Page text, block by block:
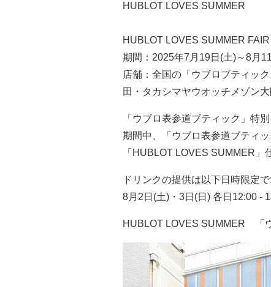
HUBLOT LOVES SUMMER
HUBLOT LOVES SUMMER
期間：2025年7月19日(土)～8月
店舗：全国の「ウブロブティッ
田・タカシマヤウオッチメゾン
「ウブロ表参道ブティック」特
期間中、「ウブロ表参道ブティ
「HUBLOT LOVES SUMMER」
ドリンクの提供は以下日時限定で
8月2日(土)・3日(日) 各日12:00 -
HUBLOT LOVES SUMMER 「